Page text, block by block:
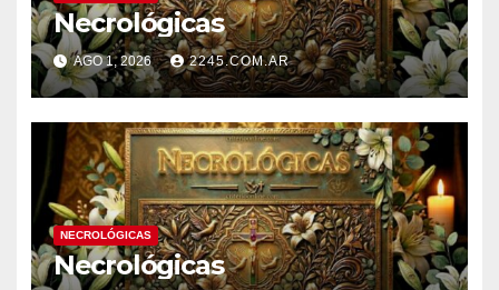
Necrológicas
AGO 1, 2026 2245.COM.AR
NECROLÓGICAS
Necrológicas